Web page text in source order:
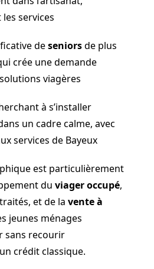
les services
deseniorsde plus
crée une demande
viagères
à s’installer
un cadre calme, avec
services de Bayeux
est particulièrement
du viager occupé,
et de la vente à
jeunes ménages
sans recourir
crédit classique.